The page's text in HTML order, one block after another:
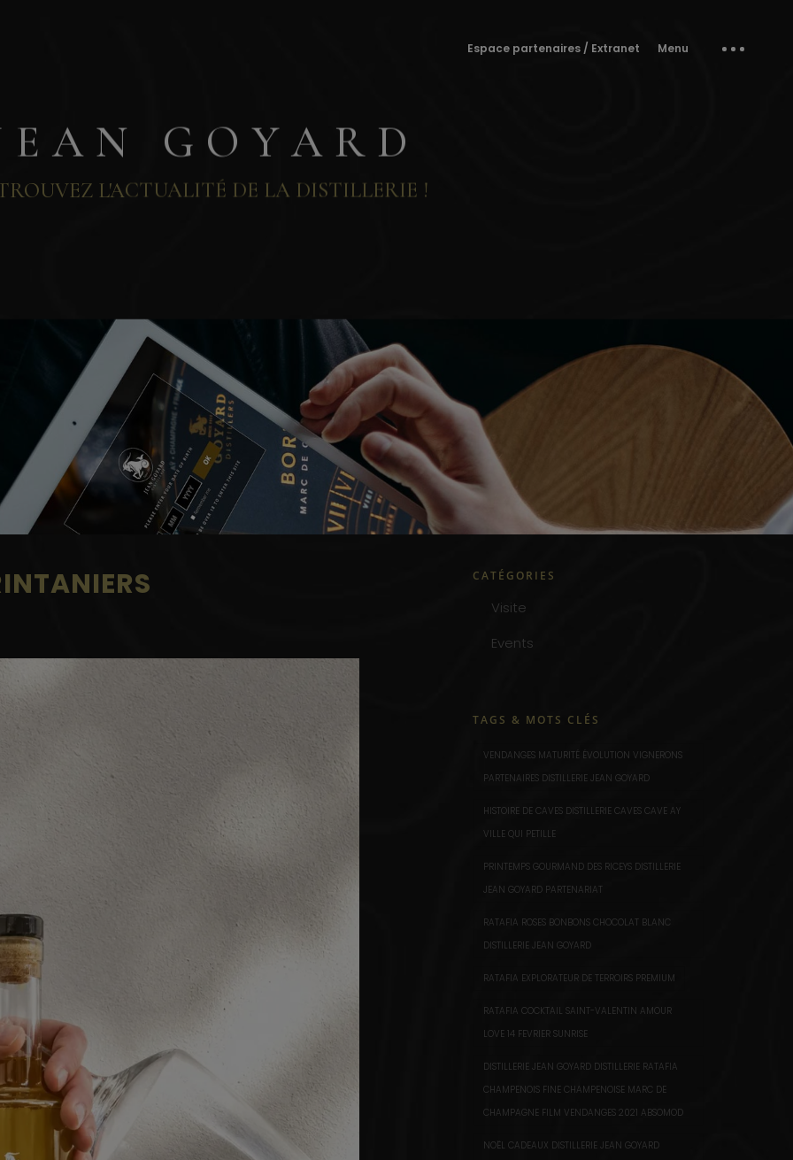
Menu
Espace partenaires / Extranet
E A N G O Y A R D
L'ACTUALITÉ DE LA DISTILLERIE !
CATÉGORIES
Visite
Events
TAGS & MOTS CLÉS
VENDANGES MATURITÉ ÉVOLUTION VIGNERONS
PARTENAIRES DISTILLERIE JEAN GOYARD
HISTOIRE DE CAVES DISTILLERIE CAVES CAVE AY
VILLE QUI PETILLE
PRINTEMPS GOURMAND DES RICEYS DISTILLERIE
JEAN GOYARD PARTENARIAT
RATAFIA ROSES BONBONS CHOCOLAT BLANC
DISTILLERIE JEAN GOYARD
RATAFIA EXPLORATEUR DE TERROIRS PREMIUM
RATAFIA COCKTAIL SAINT-VALENTIN AMOUR
LOVE 14 FEVRIER SUNRISE
DISTILLERIE JEAN GOYARD DISTILLERIE RATAFIA
CHAMPENOIS FINE CHAMPENOISE MARC DE
CHAMPAGNE FILM VENDANGES 2021 ABSOMOD
NOËL CADEAUX DISTILLERIE JEAN GOYARD